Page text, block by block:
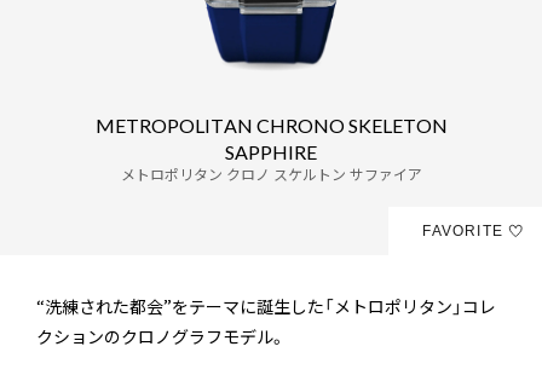
METROPOLITAN CHRONO SKELETON
SAPPHIRE
メトロポリタン クロノ スケルトン サファイア
FAVORITE
“洗練された都会”をテーマに誕生した「メトロポリタン」コレ
クションのクロノグラフモデル。